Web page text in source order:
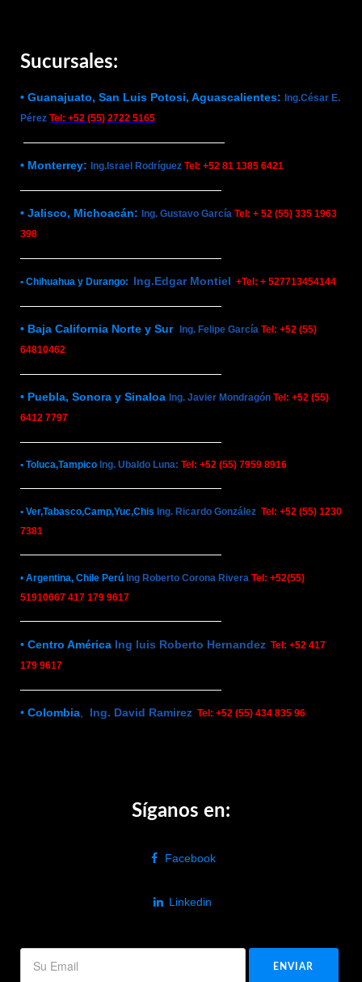
Sucursales:
• Guanajuato, San Luis Potosi, Aguascalientes: Ing.César E.
Pérez Tel: +52 (55) 2722 5165
• Monterrey: Ing.Israel Rodríguez Tel: +52 81 1385 6421
• Jalisco, Michoacán: Ing. Gustavo García Tel: + 52 (55) 335 1963
398
• Chihuahua y Durango: Ing.Edgar Montiel +Tel: + 527713454144
• Baja California Norte y Sur Ing. Felipe García Tel: +52 (55)
64810462
• Puebla, Sonora y Sinaloa Ing. Javier Mondragón Tel: +52 (55)
6412 7797
• Toluca,Tampico Ing. Ubaldo Luna: Tel: +52 (55) 7959 8916
• Ver,Tabasco,Camp,Yuc,Chis Ing. Ricardo González Tel: +52 (55) 1230
7381
• Argentina, Chile Perú Ing Roberto Corona Rivera Tel: +52(55)
51910667 417 179 9617
• Centro América Ing luis Roberto Hernandez Tel: +52 417
179 9617
• Colombia Ing. David Ramirez Tel: +52 (55) 434 835 96
Síganos en:
Facebook
Linkedin